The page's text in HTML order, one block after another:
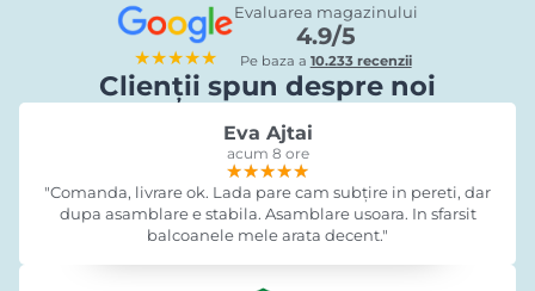
★★★★★
Evaluarea magazinului
4.9/5
Pe baza a 10.233 recenzii
Clienții spun despre noi
Eva Ajtai
acum 8 ore
★★★★★
★★★★★
★★★★★
"Comanda, livrare ok. Lada pare cam subțire in pereti, dar
dupa asamblare e stabila. Asamblare usoara. In sfarsit
balcoanele mele arata decent."